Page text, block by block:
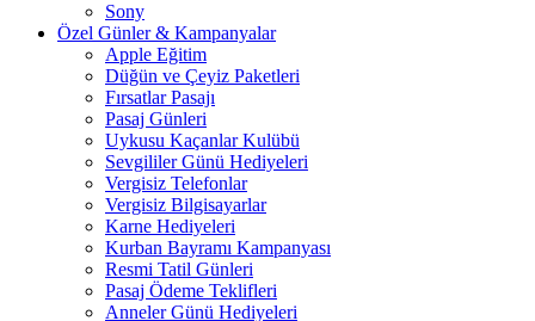
Sony
Özel Günler & Kampanyalar
Apple Eğitim
Düğün ve Çeyiz Paketleri
Fırsatlar Pasajı
Pasaj Günleri
Uykusu Kaçanlar Kulübü
Sevgililer Günü Hediyeleri
Vergisiz Telefonlar
Vergisiz Bilgisayarlar
Karne Hediyeleri
Kurban Bayramı Kampanyası
Resmi Tatil Günleri
Pasaj Ödeme Teklifleri
Anneler Günü Hediyeleri